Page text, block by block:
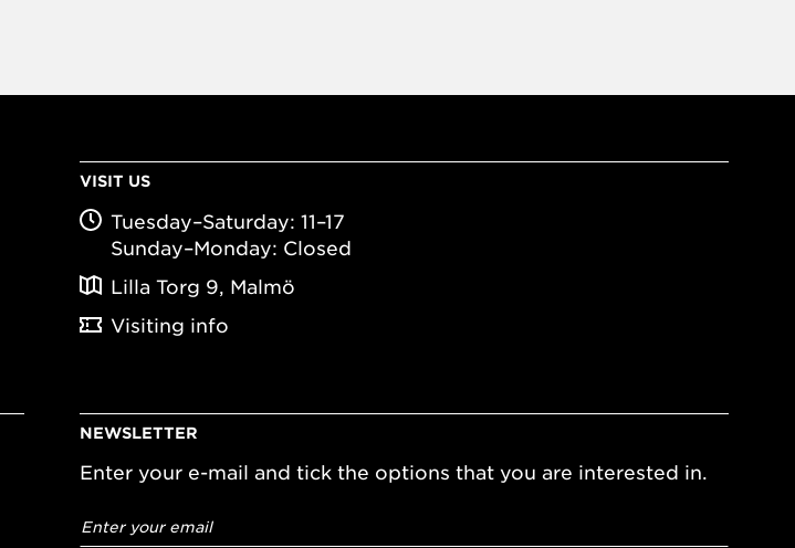
VISIT US
Tuesday–Saturday: 11–17
Sunday–Monday: Closed
Lilla Torg 9, Malmö
Visiting info
NEWSLETTER
Enter your e-mail and tick the options that you are interested in.
address*